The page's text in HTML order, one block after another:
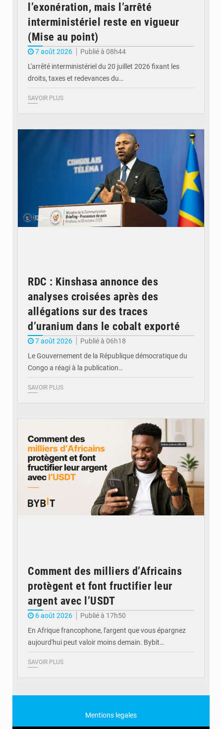
l’exonération, mais l’arrêté
interministériel reste en vigueur
(Mise au point)
7 août 2026
Publié à 08h44
L'arrêté interministériel du 20 juillet 2026 fixant les
droits, taxes et redevances du…
SAVOIR PLUS
RDC : Kinshasa annonce des
analyses croisées après des
allégations sur des traces
d’uranium dans le cobalt exporté
7 août 2026
Publié à 06h18
Le Gouvernement de la République démocratique du
Congo a réagi à la publication…
SAVOIR PLUS
Comment des milliers d’Africains
protègent et font fructifier leur
argent avec l’USDT
6 août 2026
Publié à 17h50
En Afrique francophone, l'argent que vous épargnez
aujourd'hui peut valoir moins demain. Bybit…
SAVOIR PLUS
Mentions legales